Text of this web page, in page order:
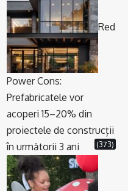
Red
Power Cons:
Prefabricatele vor
acoperi 15–20% din
proiectele de construcții
în următorii 3 ani
(373)